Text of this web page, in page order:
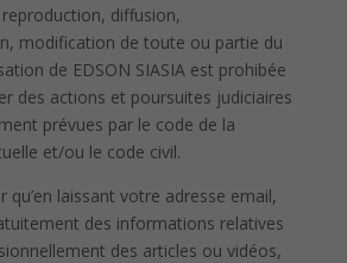
diffusion,
modification de toute ou partie du
de EDSON SIASIA est prohibée
des actions et poursuites judiciaires
prévues par le code de la
et/ou le code civil.
qu’en laissant votre adresse email,
des informations relatives
des articles ou vidéos,